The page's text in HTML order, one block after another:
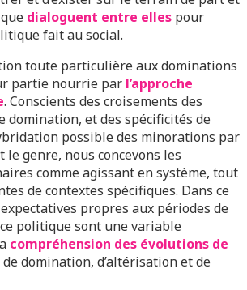
dialoguent entre elles pour
fait au social.
toute particulière aux dominations
partie nourrie par l’approche
. Conscients des croisements des
domination, et des spécificités de
possible des minorations par
le genre, nous concevons les
comme agissant en système, tout
de contextes spécifiques. Dans ce
propres aux périodes de
politique sont une variable
compréhension des évolutions de
de domination, d’altérisation et de